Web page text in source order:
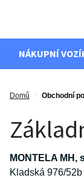
Domů Obchodní
MONTELA MH,
Kladská 976/52b
NÁKUPNÍ